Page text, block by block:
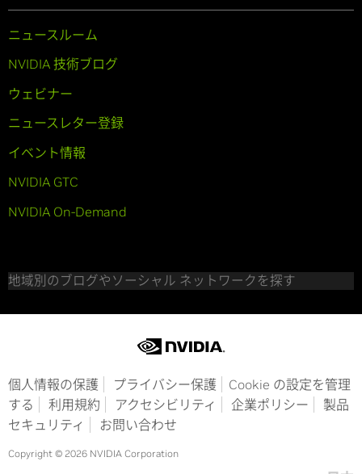
ニュースルーム
NVIDIA 技術ブログ
ウェビナー
ニュースレター登録
イベント情報
NVIDIA GTC
NVIDIA On-Demand
地域別のブログやソーシャル ネットワークを探す
個人情報の保護 プライバシー保護
Cookie の設定を管理
する
利用規約 アクセシビリティ 企業ポリシー
製品
セキュリティ
お問い合わせ
Copyright © 2026 NVIDIA Corporation